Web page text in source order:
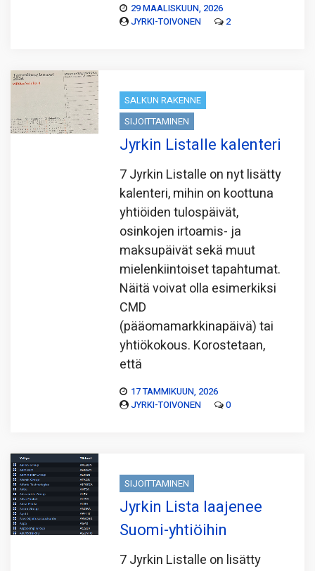
29 MAALISKUUN, 2026
JYRKI-TOIVONEN
2
SALKUN RAKENNE
SIJOITTAMINEN
Jyrkin Listalle kalenteri
7 Jyrkin Listalle on nyt lisätty
kalenteri, mihin on koottuna
yhtiöiden tulos­päivät,
osinkojen irtoamis- ja
maksupäivät sekä muut
mielen­kiintoiset tapahtumat.
Näitä voivat olla esimerkiksi
CMD
(pääomamarkkinapäivä) tai
yhtiökokous. Korostetaan,
että
17 TAMMIKUUN, 2026
JYRKI-TOIVONEN
0
SIJOITTAMINEN
Jyrkin Lista laajenee
Suomi-yhtiöihin
7 Jyrkin Listalle on lisätty